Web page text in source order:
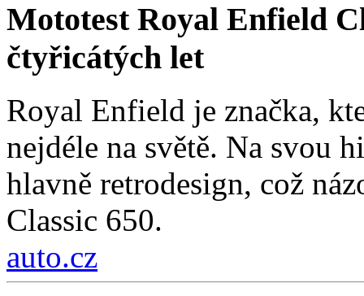
Mototest Royal Enfield
čtyřicátých let
Royal Enfield je značka,
nejdéle na světě. Na svou
hlavně retrodesign, což
Classic 650.
auto.cz